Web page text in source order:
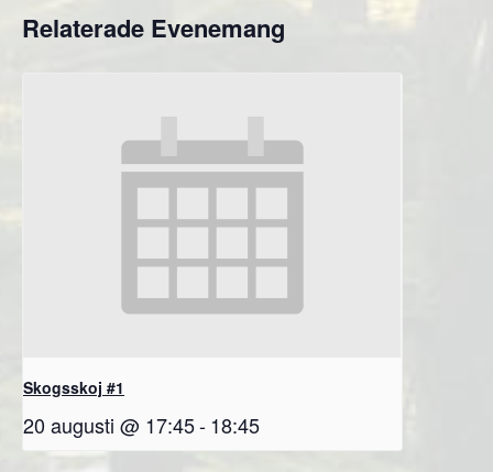
Relaterade Evenemang
Skogsskoj #1
20 augusti @ 17:45-18:45